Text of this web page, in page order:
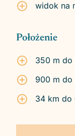
widok na
Położenie
350 m do
900 m do
34 km do